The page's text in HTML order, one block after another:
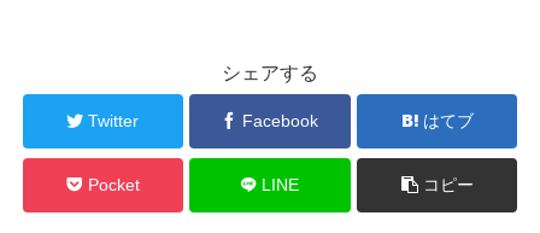
シェアする
Twitter Facebook はてブ
Pocket LINE コピー